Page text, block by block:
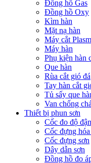
Đồng hồ Gas
Đồng hồ Oxy
Kìm hàn
Mặt nạ hàn
Máy cắt
Máy hàn
Phụ kiện hàn
Que hàn
Rùa cắt gió đá
Tay hàn cắt
Tủ sấy que
Van chống
Thiết bị phun sơn
Cốc đo độ
Cốc đựng
Cốc đựng sơn
Dây dẫn sơn
Đồng hồ đo